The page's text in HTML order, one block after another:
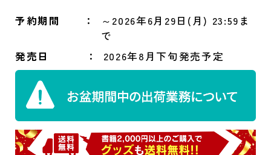
予約期間
～2026年6月29日(月) 23:59ま
で
発売日
2026年8月下旬発売予定